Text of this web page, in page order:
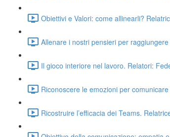
Obiettivi e Valori: come allinearli?
Allenare i nostri pensieri per
Il gioco interiore nel lavoro. Relatori:
Riconoscere le emozioni per
Ricostruire l’efficacia dei Teams.